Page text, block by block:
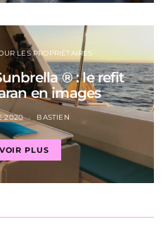
LES PROPRIÉTAIRES
® : le refit
en images
2020 BASTIEN
PLUS